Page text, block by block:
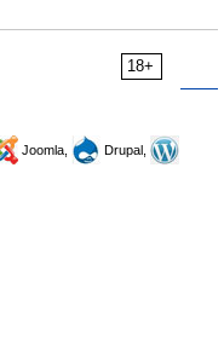
18+
Joomla,
Drupal,